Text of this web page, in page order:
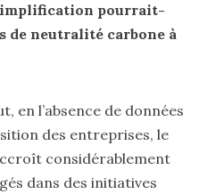
pourrait-
de neutralité carbone à
en l’absence de données
des entreprises, le
considérablement
dans des initiatives